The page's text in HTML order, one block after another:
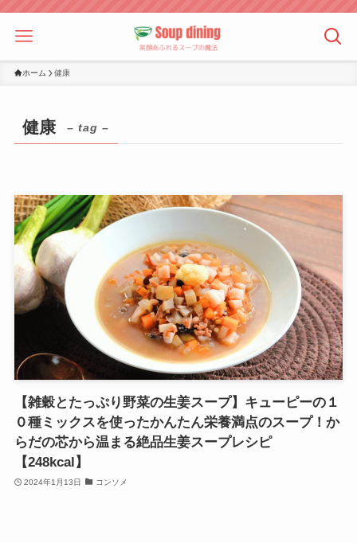
ホーム 健康
健康 – tag –
【雑穀とたっぷり野菜の生姜スープ】キューピーの１
０種ミックスを使ったかんたん栄養満点のスープ！か
らだの芯から温まる絶品生姜スープレシピ
【248kcal】
2024年1月13日 コンソメ